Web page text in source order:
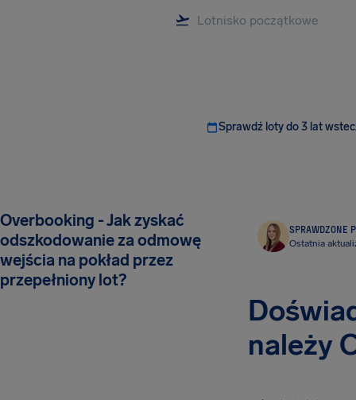
Sprawdź loty do 3 lat
Overbooking - Jak zyskać
odszkodowanie za odmowę
wejścia na pokład przez
przepełniony lot?
SPRAWDZONE
Ostatnia
należy